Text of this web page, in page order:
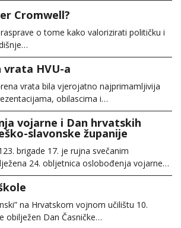
Cromwell?
o tome kako valorizirati političku i
HVU-a
vrata bila vjerojatno najprimamljivija
obilascima i…
vojarne i Dan hrvatskih
slavonske županije
brigade 17. je rujna svečanim
24. obljetnica oslobođenja vojarne…
na Hrvatskom vojnom učilištu 10.
obilježen Dan Časničke…